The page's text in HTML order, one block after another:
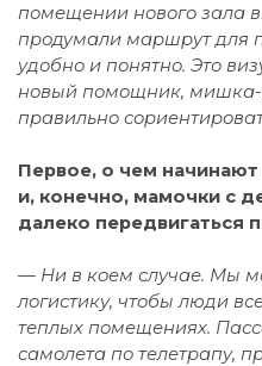
помещении нового зала
продумали маршрут для
удобно и понятно. Это
новый помощник, мишка-
правильно
Первое, о чем
и, конечно, мамочки с
далеко передвигаться
— Ни в коем случае. Мы
логистику, чтобы люди
теплых помещениях.
самолета по телетрапу,